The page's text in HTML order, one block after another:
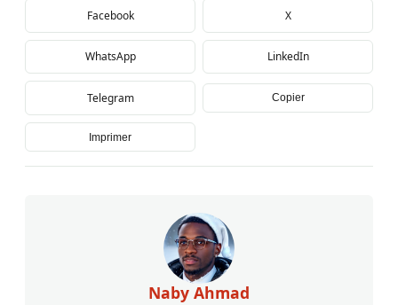
Facebook X
WhatsApp LinkedIn
Telegram Copier
Imprimer
Naby Ahmad